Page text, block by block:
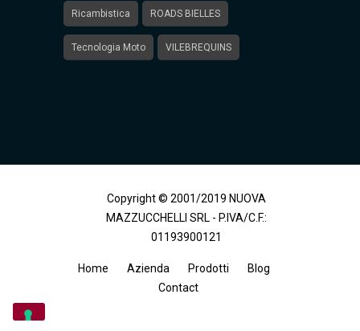
Ricambistica ROADS BIELLES
Tecnologia Moto VILEBREQUINS
Copyright © 2001/2019 NUOVA
MAZZUCCHELLI SRL - P.IVA/C.F.:
01193900121
Home Azienda Prodotti
Blog
Contact